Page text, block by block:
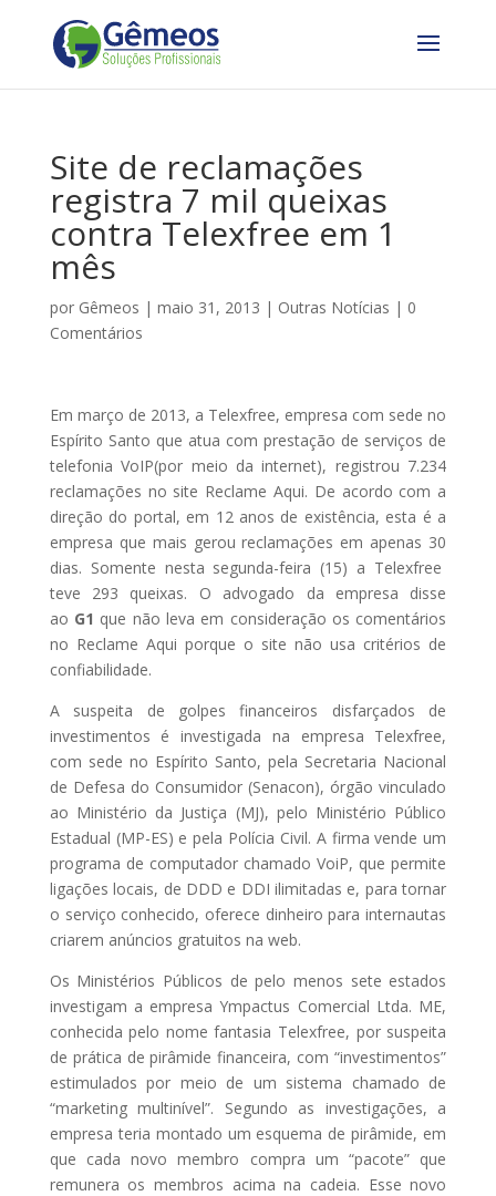
Site de reclamações
registra 7 mil queixas
contra Telexfree em 1
mês
por Gêmeos | maio 31, 2013 | Outras Notícias | 0
Comentários
Em março de 2013, a Telexfree, empresa com sede no
Espírito Santo que atua com prestação de serviços de
telefonia VoIP(por meio da internet), registrou 7.234
reclamações no site Reclame Aqui. De acordo com a
direção do portal, em 12 anos de existência, esta é a
empresa que mais gerou reclamações em apenas 30
dias. Somente nesta segunda-feira (15) a Telexfree
teve 293 queixas. O advogado da empresa disse
ao G1 que não leva em consideração os comentários
no Reclame Aqui porque o site não usa critérios de
confiabilidade.
A suspeita de golpes financeiros disfarçados de
investimentos é investigada na empresa Telexfree,
com sede no Espírito Santo, pela Secretaria Nacional
de Defesa do Consumidor (Senacon), órgão vinculado
ao Ministério da Justiça (MJ), pelo Ministério Público
Estadual (MP-ES) e pela Polícia Civil. A firma vende um
programa de computador chamado VoiP, que permite
ligações locais, de DDD e DDI ilimitadas e, para tornar
o serviço conhecido, oferece dinheiro para internautas
criarem anúncios gratuitos na web.
Os Ministérios Públicos de pelo menos sete estados
investigam a empresa Ympactus Comercial Ltda. ME,
conhecida pelo nome fantasia Telexfree, por suspeita
de prática de pirâmide financeira, com “investimentos”
estimulados por meio de um sistema chamado de
“marketing multinível”. Segundo as investigações, a
empresa teria montado um esquema de pirâmide, em
que cada novo membro compra um “pacote” que
remunera os membros acima na cadeia. Esse novo